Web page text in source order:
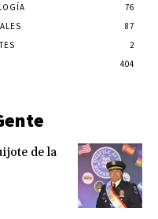
76
87
2
404
de la